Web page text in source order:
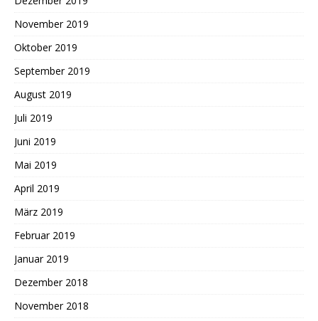
November 2019
Oktober 2019
September 2019
August 2019
Juli 2019
Juni 2019
Mai 2019
April 2019
März 2019
Februar 2019
Januar 2019
Dezember 2018
November 2018